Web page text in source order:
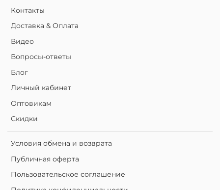
Контакты
Доставка & Оплата
Видео
Вопросы-ответы
Блог
Личный кабинет
Оптовикам
Скидки
Условия обмена и возврата
Публичная оферта
Пользовательское соглашение